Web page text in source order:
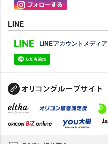
LINE
LINEアカウントメディア